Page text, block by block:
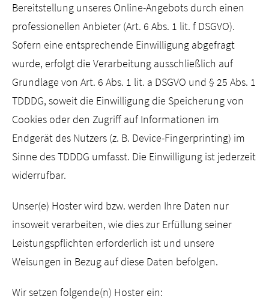
Bereitstellung unseres Online-Angebots durch einen
professionellen Anbieter (Art. 6 Abs. 1 lit. f DSGVO).
Sofern eine entsprechende Einwilligung abgefragt
wurde, erfolgt die Verarbeitung ausschließlich auf
Grundlage von Art. 6 Abs. 1 lit. a DSGVO und § 25 Abs. 1
TDDDG, soweit die Einwilligung die Speicherung von
Cookies oder den Zugriff auf Informationen im
Endgerät des Nutzers (z. B. Device-Fingerprinting) im
Sinne des TDDDG umfasst. Die Einwilligung ist jederzeit
widerrufbar.
Unser(e) Hoster wird bzw. werden Ihre Daten nur
insoweit verarbeiten, wie dies zur Erfüllung seiner
Leistungspflichten erforderlich ist und unsere
Weisungen in Bezug auf diese Daten befolgen.
Wir setzen folgende(n) Hoster ein: